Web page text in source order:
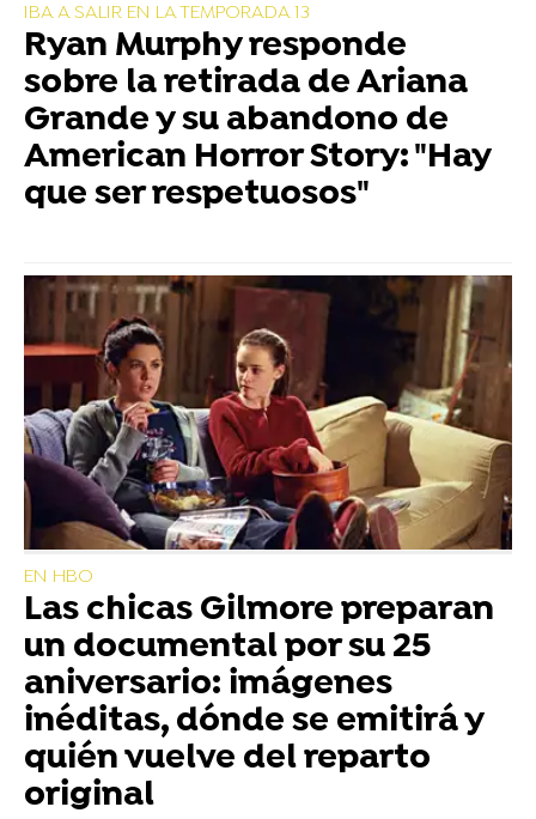
IBA A SALIR EN LA TEMPORADA 13
Ryan Murphy responde
sobre la retirada de Ariana
Grande y su abandono de
American Horror Story: "Hay
que ser respetuosos"
EN HBO
Las chicas Gilmore preparan
un documental por su 25
aniversario: imágenes
inéditas, dónde se emitirá y
quién vuelve del reparto
original